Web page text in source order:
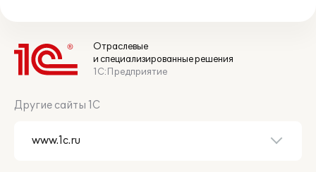
Отраслевые
и специализированные решения
1С:Предприятие
Другие сайты 1С